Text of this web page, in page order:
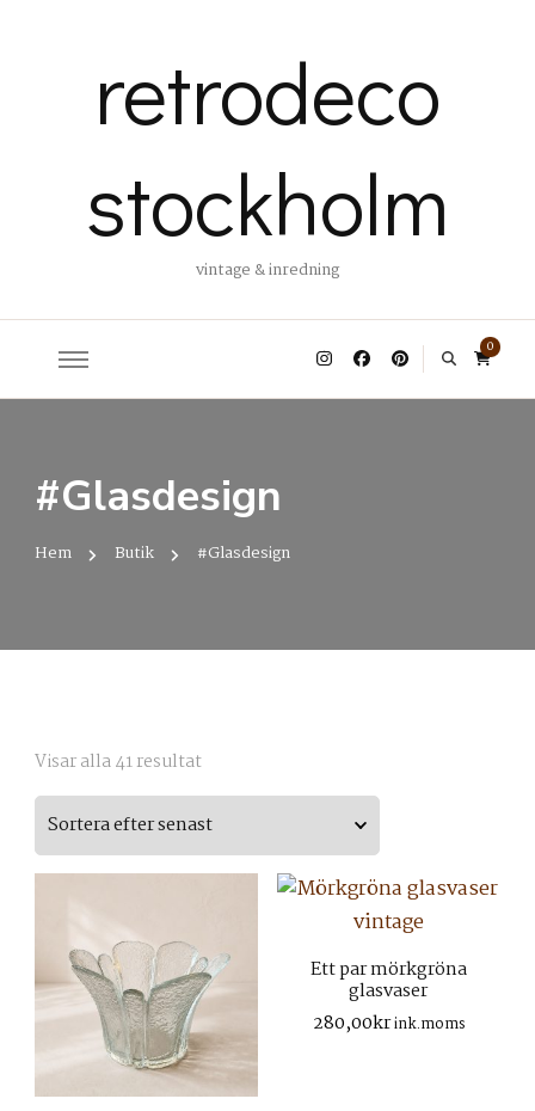
retrodeco
stockholm
vintage & inredning
0
#Glasdesign
Hem Butik #Glasdesign
Visar alla 41 resultatSortera
efter
senaste
Ett par mörkgröna
glasvaser
280,00krink.moms